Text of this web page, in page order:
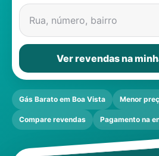
Contatos
Rua, número, bairro
Ver revendas na
Gás Barato em Boa Vista Menor
Compare revendas Pagamento na